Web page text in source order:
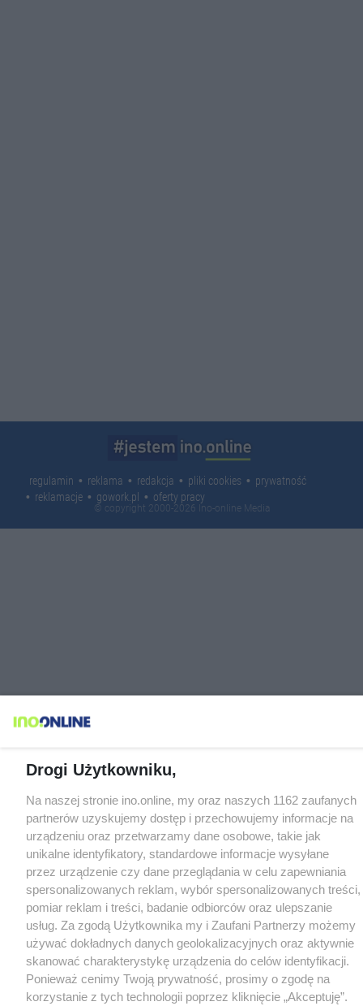
regulamin reklama redakcja pliki cookies
prywatność
reklamacje
gowork.pl oferty pracy
© copyright 2000-2026 Ino-online Media
Drogi Użytkowniku,
Na naszej stronie ino.online, my oraz naszych 1162 zaufanych
partnerów uzyskujemy dostęp i przechowujemy informacje na
urządzeniu oraz przetwarzamy dane osobowe, takie jak
unikalne identyfikatory, standardowe informacje wysyłane
przez urządzenie czy dane przeglądania w celu zapewniania
spersonalizowanych reklam, wybór spersonalizowanych treści,
pomiar reklam i treści, badanie odbiorców oraz ulepszanie
usług. Za zgodą Użytkownika my i Zaufani Partnerzy możemy
używać dokładnych danych geolokalizacyjnych oraz aktywnie
skanować charakterystykę urządzenia do celów identyfikacji.
Ponieważ cenimy Twoją prywatność, prosimy o zgodę na
korzystanie z tych technologii poprzez kliknięcie „Akceptuję”.